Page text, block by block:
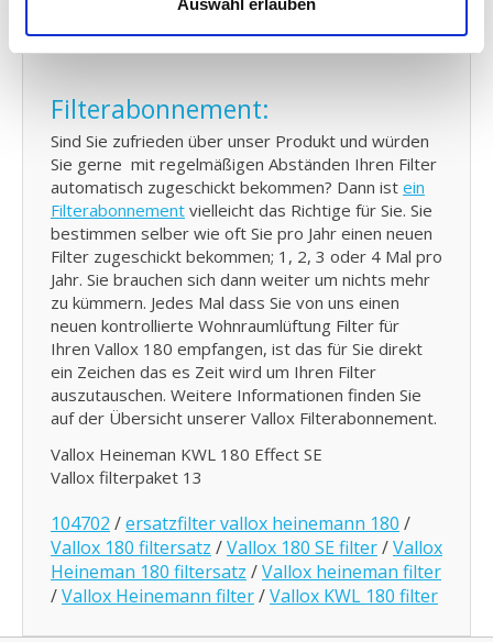
Druck auf die Taste Ihren neuen Vallox KWL 180
ilter bestellen.
Filterabonnement:
Sind Sie zufrieden über unser Produkt und würden
Sie gerne mit regelmäßigen Abständen Ihren Filter
automatisch zugeschickt bekommen? Dann ist ein
Filterabonnement vielleicht das Richtige für Sie. Sie
bestimmen selber wie oft Sie pro Jahr einen neuen
Filter zugeschickt bekommen; 1, 2, 3 oder 4 Mal pro
Jahr. Sie brauchen sich dann weiter um nichts mehr
zu kümmern. Jedes Mal dass Sie von uns einen
neuen kontrollierte Wohnraumlüftung Filter für
Ihren Vallox 180 empfangen, ist das für Sie direkt
ein Zeichen das es Zeit wird um Ihren Filter
auszutauschen. Weitere Informationen finden Sie
auf der Übersicht unserer Vallox Filterabonnement.
Vallox Heineman KWL 180 Effect SE
Vallox filterpaket 13
104702 /ersatzfilter vallox heinemann 180 /
Vallox 180 filtersatz /Vallox 180 SE filter/Vallox
Heineman 180 filtersatz /Vallox heineman filter
/Vallox Heinemann filter/Vallox KWL 180 filter